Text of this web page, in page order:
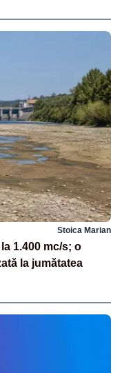
Stoica Marian
1.400 mc/s; o
la jumătatea